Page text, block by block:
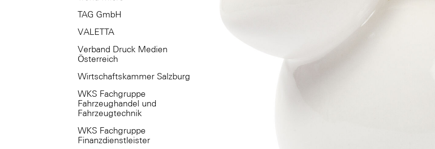
TAG GmbH
VALETTA
Verband Druck Medien
Österreich
Wirtschaftskammer Salzburg
WKS Fachgruppe
Fahrzeughandel und
Fahrzeugtechnik
WKS Fachgruppe
Finanzdienstleister